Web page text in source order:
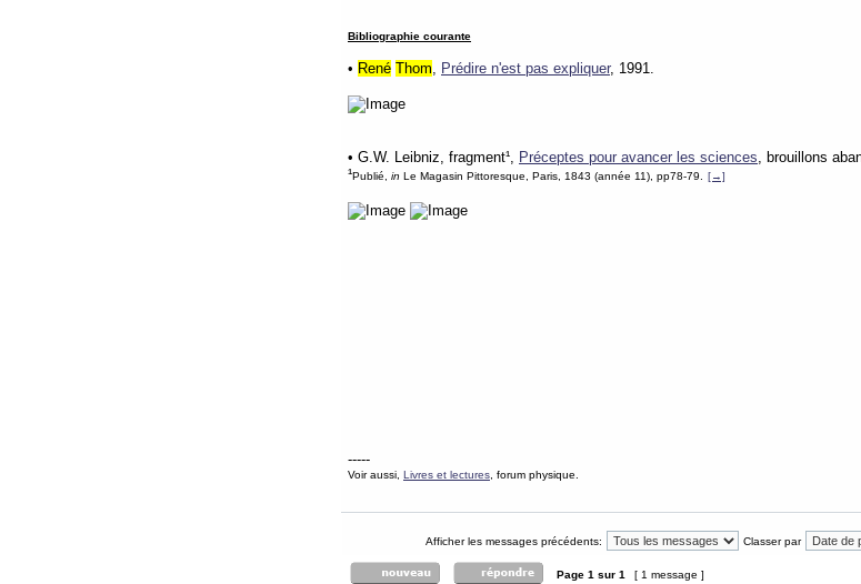
Bibliographie courante
• René Thom, Prédire n'est pas expliquer, 1991.
• G.W. Leibniz, fragment¹, Préceptes pour avancer les sciences, brouillons
¹Publié, in Le Magasin Pittoresque, Paris, 1843 (année 11), pp78-79. [→]
-----
Voir aussi, Livres et lectures , forum physique.
Afficher les messages précédents: Classer par
Page 1 sur 1 [ 1 message ]